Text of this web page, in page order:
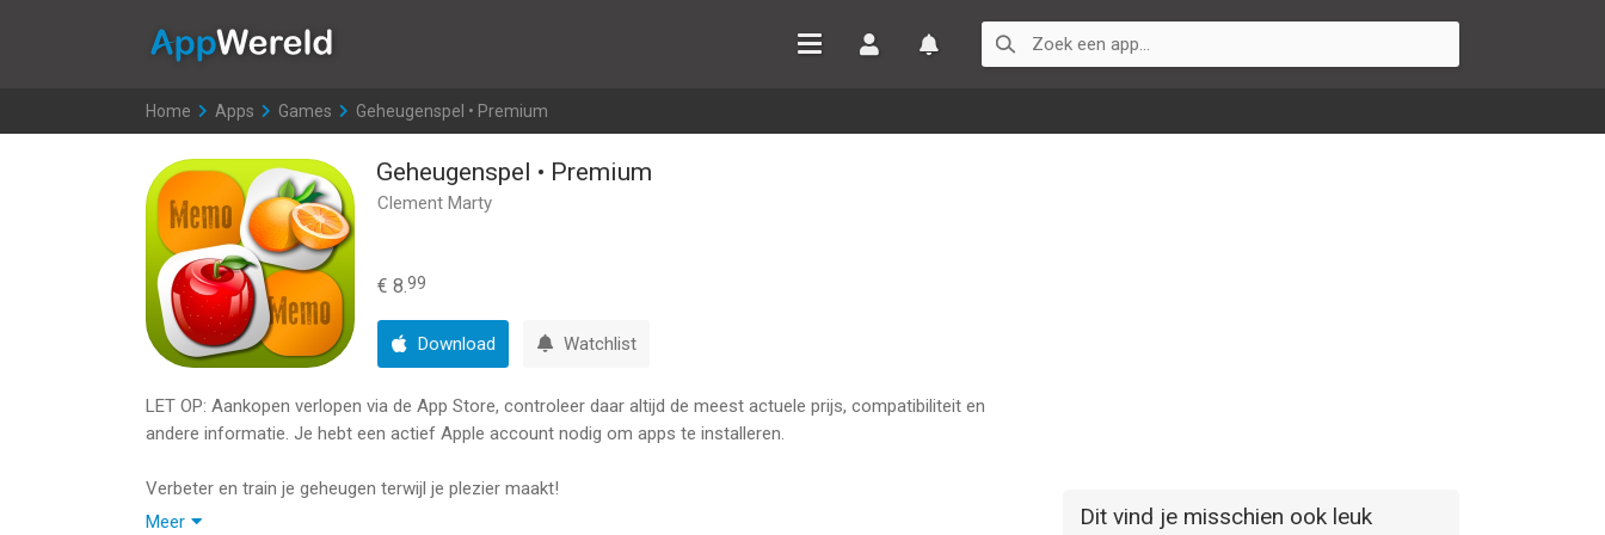
Home >
Apps >
Games >
Geheugenspel • Premium
Geheugenspel • Premium
Clement Marty
€ 8.99
Download Watchlist
LET OP: Aankopen verlopen via de App Store, controleer daar altijd de meest actuele prijs, compatibiliteit en
andere informatie. Je hebt een actief Apple account nodig om apps te installeren.
Verbeter en train je geheugen terwijl je plezier maakt!
Meer Dit vind je misschien ook leuk